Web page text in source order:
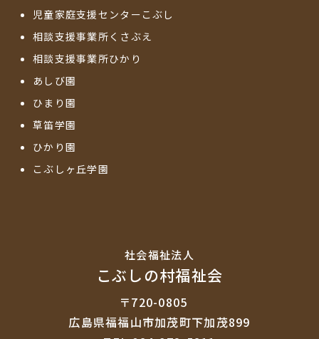
児童家庭支援センターこぶし
相談支援事業所くさぶえ
相談支援事業所ひかり
あしび園
ひまり園
草笛学園
ひかり園
こぶしヶ丘学園
社会福祉法⼈
こぶしの村福祉会
〒720-0805
広島県福福山市加茂町下加茂899